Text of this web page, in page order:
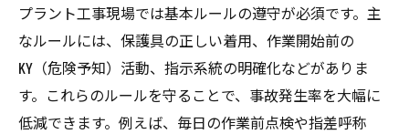
プラント工事現場では基本ルールの遵守が必須です。主
なルールには、保護具の正しい着用、作業開始前の
KY（危険予知）活動、指示系統の明確化などがありま
す。これらのルールを守ることで、事故発生率を大幅に
低減できます。例えば、毎日の作業前点検や指差呼称